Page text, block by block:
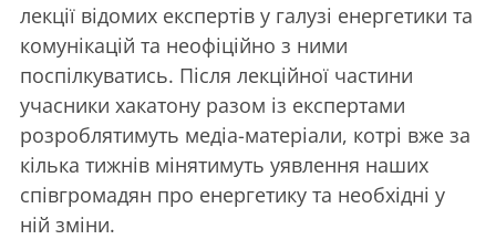
лекції відомих експертів у галузі енергетики та
комунікацій та неофіційно з ними
поспілкуватись. Після лекційної частини
учасники хакатону разом із експертами
розроблятимуть медіа-матеріали, котрі вже за
кілька тижнів мінятимуть уявлення наших
співгромадян про енергетику та необхідні у
ній зміни.